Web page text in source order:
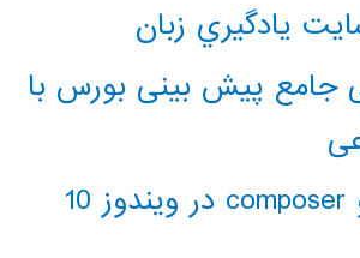
يادگيري زبان
جامع پیش بینی بورس با